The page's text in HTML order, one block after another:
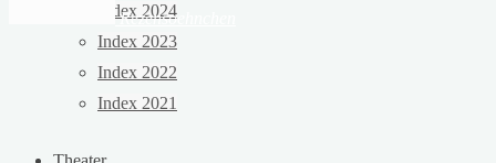
Index 2024
Index 2023
Index 2022
Index 2021
Rezensoehnchen